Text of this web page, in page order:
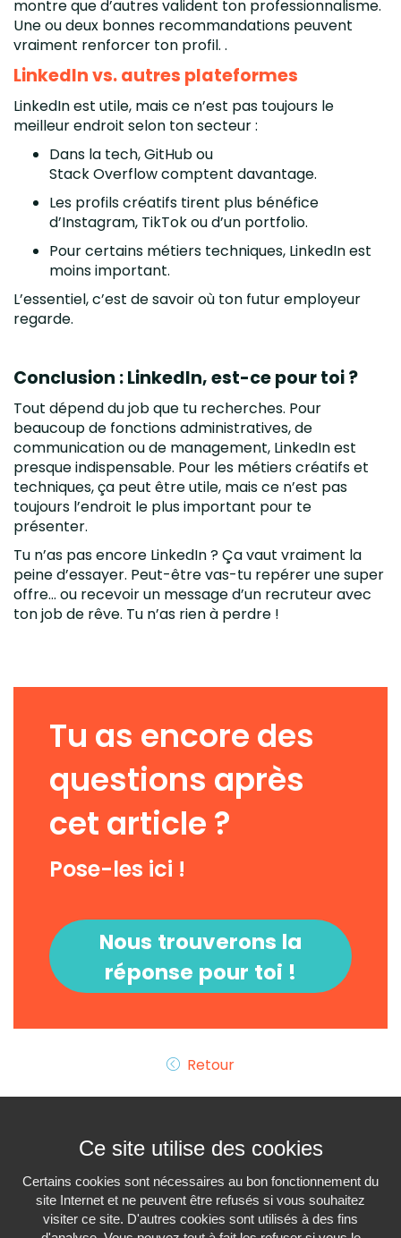
montre que d’autres valident ton professionnalisme.
Une ou deux bonnes recommandations peuvent
vraiment renforcer ton profil. .
LinkedIn vs. autres plateformes
LinkedIn est utile, mais ce n’est pas toujours le
meilleur endroit selon ton secteur :
Dans la tech, GitHub ou
Stack Overflow comptent davantage.
Les profils créatifs tirent plus bénéfice
d’Instagram, TikTok ou d’un portfolio.
Pour certains métiers techniques, LinkedIn est
moins important.
L’essentiel, c’est de savoir où ton futur employeur
regarde.
Conclusion : LinkedIn, est-ce pour toi ?
Tout dépend du job que tu recherches. Pour
beaucoup de fonctions administratives, de
communication ou de management, LinkedIn est
presque indispensable. Pour les métiers créatifs et
techniques, ça peut être utile, mais ce n’est pas
toujours l’endroit le plus important pour te
présenter.
Tu n’as pas encore LinkedIn ? Ça vaut vraiment la
peine d’essayer. Peut-être vas-tu repérer une super
offre… ou recevoir un message d’un recruteur avec
ton job de rêve. Tu n’as rien à perdre !
Tu as encore des
questions après
cet article ?
Pose-les ici !
Nous trouverons la
réponse pour toi !
Retour
Ce site utilise des cookies
Certains cookies sont nécessaires au bon fonctionnement du
site Internet et ne peuvent être refusés si vous souhaitez
visiter ce site. D'autres cookies sont utilisés à des fins